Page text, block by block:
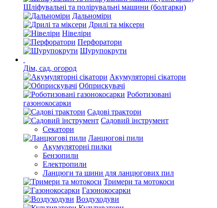
Шліфувальні та полірувальні машини (болгарки)
Дальноміри
Дрилі та міксери
Нівеліри
Перфоратори
Шурупокрути
Дім, сад, огород
Акумуляторні сікатори
Обприскувачі
Роботизовані
газонокосарки
Садові трактори
Садовий інструмент
Секатори
Ланцюгові пили
Акумуляторні пилки
Бензопили
Електропили
Ланцюги та шини для ланцюгових пил
Тримери та мотокоси
Газонокосарки
Воздуходуви